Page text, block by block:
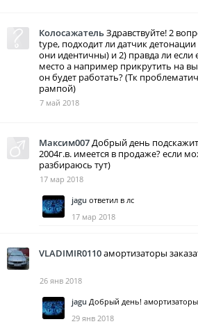
КолосажательЗдравствуйте! 2
type, подходит ли датчик
они идентичны) и 2) правда ли если
место а например прикрутить на
он будет работать? (Тк
рампой)
7 май 2018
Максим007Добрый день
2004г.в. имеется в продаже? если
разбираюсь тут)
17 мар 2018
jagu ответил в лс
17 мар 2018
VLADIMIR0110амортизаторы
26 янв 2018
jagu Добрый день! амортизаторы
29 янв 2018